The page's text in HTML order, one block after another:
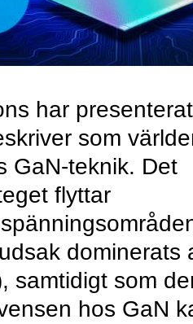
har presenterat
som
GaN-teknik. Det
flyttar
dominerats
samtidigt som
hos GaN